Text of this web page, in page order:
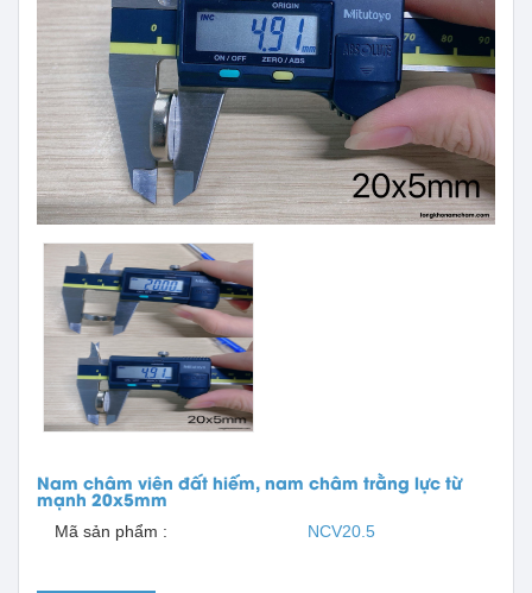
Nam châm viên đất hiếm, nam châm trằng lực từ
mạnh 20x5mm
Mã sản phẩm : NCV20.5